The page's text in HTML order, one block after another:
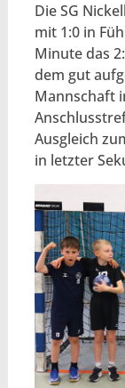
Die SG
mit 1:0 in
Minute das
dem gut
Mannschaft
Ausgleich
in letzter